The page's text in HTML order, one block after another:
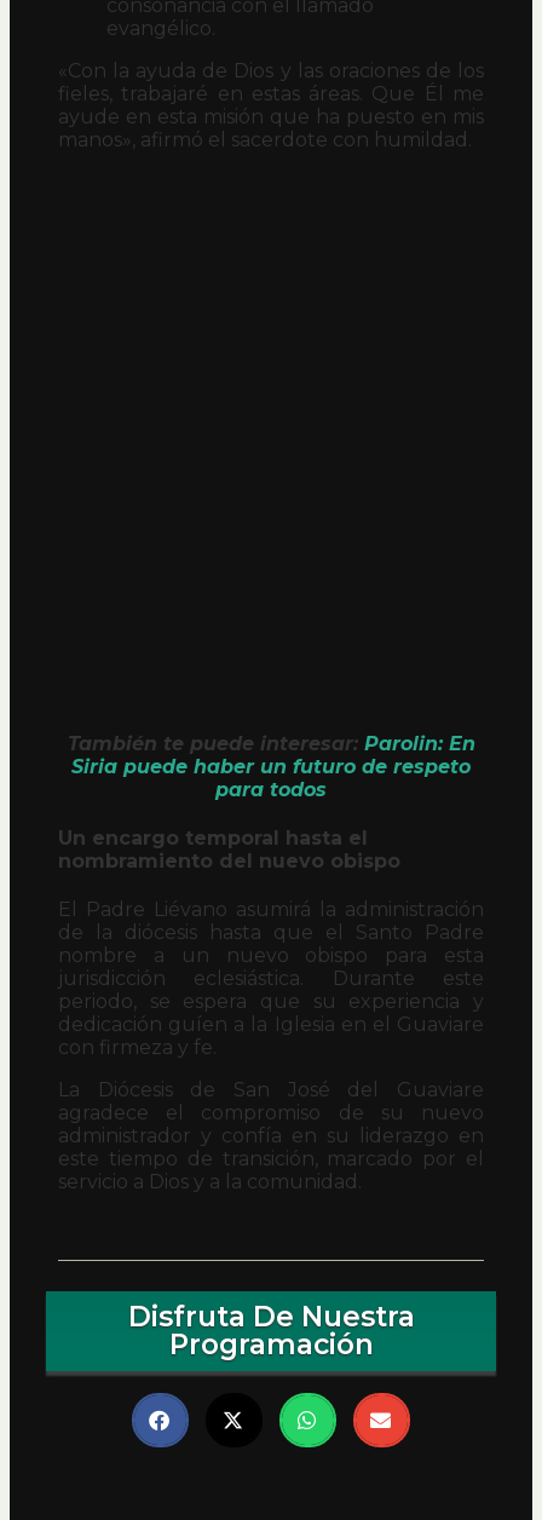
consonancia con el llamado
evangélico.
«Con la ayuda de Dios y las oraciones de los
fieles, trabajaré en estas áreas. Que Él me
ayude en esta misión que ha puesto en mis
manos», afirmó el sacerdote con humildad.
También te puede interesar: Parolin: En
Siria puede haber un futuro de respeto
para todos
Un encargo temporal hasta el
nombramiento del nuevo obispo
El Padre Liévano asumirá la administración
de la diócesis hasta que el Santo Padre
nombre a un nuevo obispo para esta
jurisdicción eclesiástica. Durante este
periodo, se espera que su experiencia y
dedicación guíen a la Iglesia en el Guaviare
con firmeza y fe.
La Diócesis de San José del Guaviare
agradece el compromiso de su nuevo
administrador y confía en su liderazgo en
este tiempo de transición, marcado por el
servicio a Dios y a la comunidad.
Disfruta De Nuestra
Programación